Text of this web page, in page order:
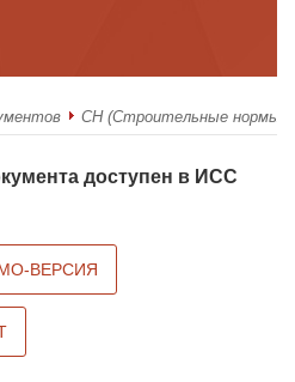
СН (Строительные нормы)
доступен в ИСС
ВЕРСИЯ